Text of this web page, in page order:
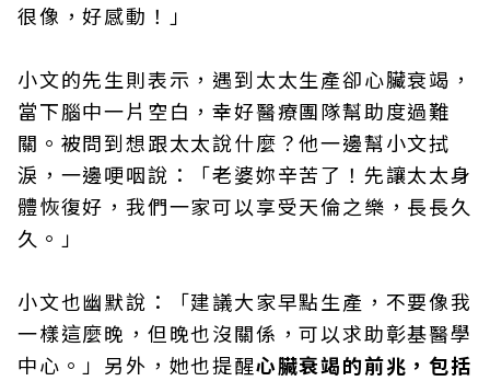
很像，好感動！」
小文的先生則表示，遇到太太生產卻心臟衰竭，
當下腦中一片空白，幸好醫療團隊幫助度過難
關。被問到想跟太太說什麼？他一邊幫小文拭
淚，一邊哽咽說：「老婆妳辛苦了！先讓太太身
體恢復好，我們一家可以享受天倫之樂，長長久
久。」
小文也幽默說：「建議大家早點生產，不要像我
一樣這麼晚，但晚也沒關係，可以求助彰基醫學
中心。」另外，她也提醒心臟衰竭的前兆，包括